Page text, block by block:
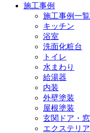
施工事例
施工事例一覧
キッチン
浴室
洗面化粧台
トイレ
水まわり
給湯器
内装
外壁塗装
屋根塗装
玄関ドア・窓
エクステリア